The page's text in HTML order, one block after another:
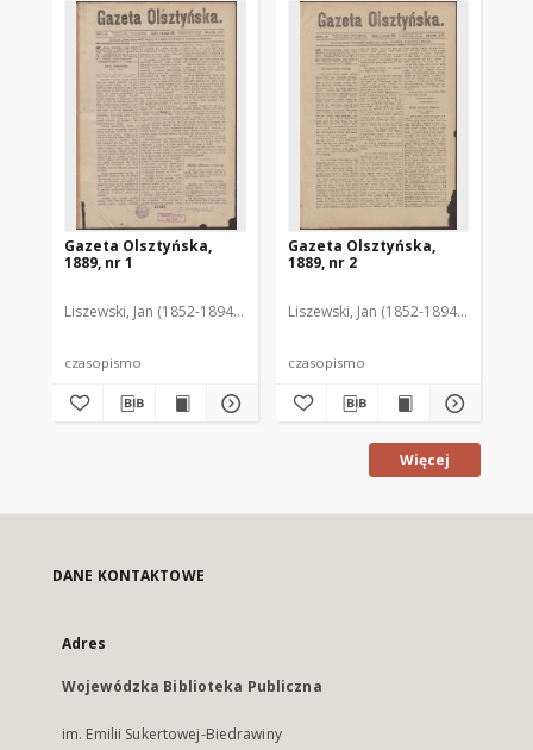
Gazeta Olsztyńska,
1889, nr 1
Liszewski, Jan (1852-1894). Red.
czasopismo
Gazeta Olsztyńska,
1889, nr 2
Liszewski, Jan (1852-1894). Red.
czasopismo
Więcej
DANE KONTAKTOWE
Adres
Wojewódzka Biblioteka Publiczna
im. Emilii Sukertowej-Biedrawiny